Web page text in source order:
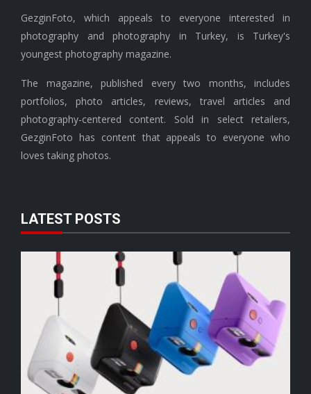
GezginFoto, which appeals to everyone interested in
photography and photography in Turkey, is Turkey's
youngest photography magazine.
The magazine, published every two months, includes
portfolios, photo articles, reviews, travel articles and
photography-centered content. Sold in select retailers,
GezginFoto has content that appeals to everyone who
loves taking photos.
LATEST POSTS